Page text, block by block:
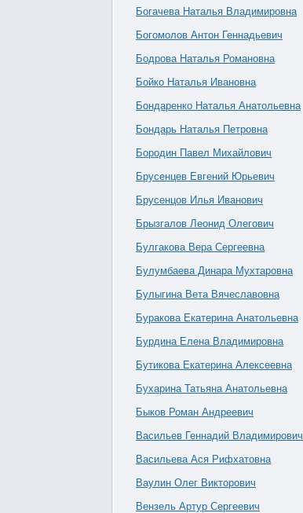
Богачева Наталья Владимировна
Богомолов Антон Геннадьевич
Бодрова Наталья Романовна
Бойко Наталья Ивановна
Бондаренко Наталья Анатольевна
Бондарь Наталья Петровна
Бородин Павел Михайлович
Брусенцев Евгений Юрьевич
Брусенцов Илья Иванович
Брызгалов Леонид Олегович
Булгакова Вера Сергеевна
Булумбаева Динара Мухтаровна
Булыгина Вета Вячеславовна
Буракова Екатерина Анатольевна
Бурдина Елена Владимировна
Бутикова Екатерина Алексеевна
Бухарина Татьяна Анатольевна
Быков Роман Андреевич
Васильев Геннадий Владимирович
Васильева Ася Рифхатовна
Ваулин Олег Викторович
Вензель Артур Сергеевич